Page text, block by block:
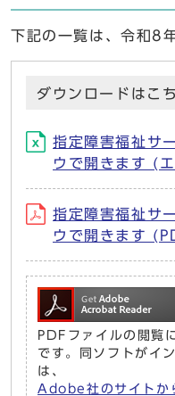
下記の一覧は、令和8
ダウンロードはこ
指定障害福祉サ
ウで開きます (
指定障害福祉サ
ウで開きます
PDFファイルの閲
です。同ソフトがイ
は、
Adobe社のサイト